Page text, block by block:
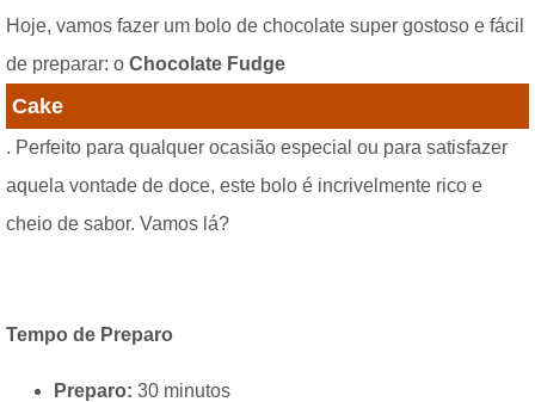
Hoje, vamos fazer um bolo de chocolate super gostoso e fácil
de preparar: o Chocolate Fudge
Cake
. Perfeito para qualquer ocasião especial ou para satisfazer
aquela vontade de doce, este bolo é incrivelmente rico e
cheio de sabor. Vamos lá?
Tempo de Preparo
Preparo: 30 minutos